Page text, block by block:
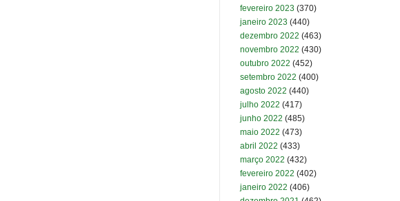
fevereiro 2023 (370)
janeiro 2023 (440)
dezembro 2022 (463)
novembro 2022 (430)
outubro 2022 (452)
setembro 2022 (400)
agosto 2022 (440)
julho 2022 (417)
junho 2022 (485)
maio 2022 (473)
abril 2022 (433)
março 2022 (432)
fevereiro 2022 (402)
janeiro 2022 (406)